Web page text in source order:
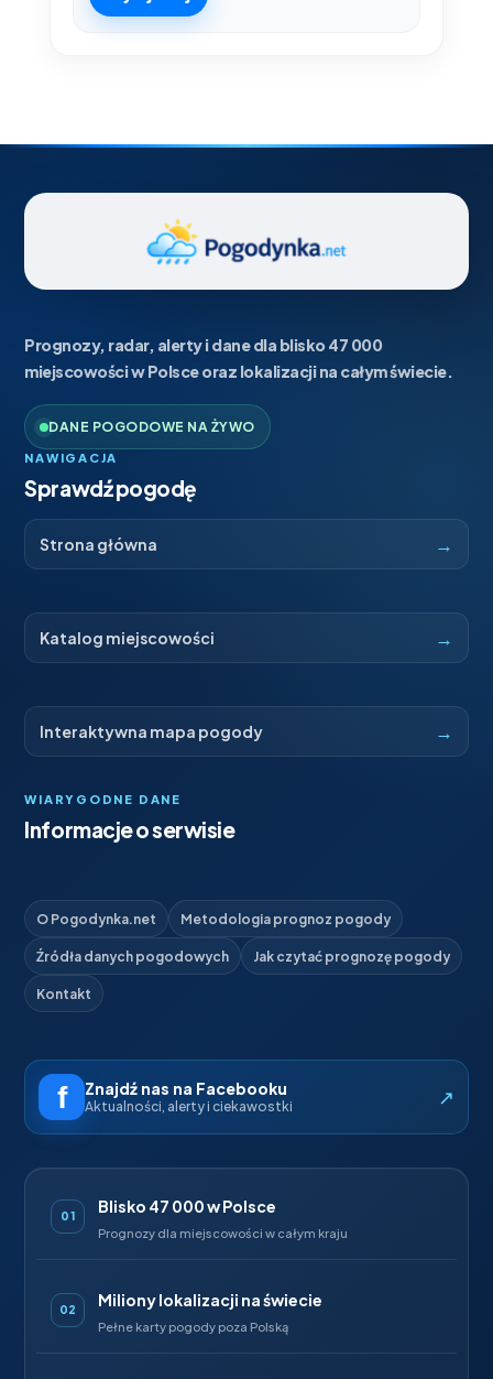
Prognozy, radar, alerty i dane dla blisko 47 000
miejscowości w Polsce oraz lokalizacji na całym świecie.
DANE POGODOWE NA ŻYWO
NAWIGACJA
Sprawdź pogodę
Strona główna →
Katalog miejscowości →
Interaktywna mapa pogody →
WIARYGODNE DANE
Informacje o serwisie
O Pogodynka.net Metodologia prognoz pogody
Źródła danych pogodowych Jak czytać prognozę pogody
Kontakt
Znajdź nas na Facebooku
Aktualności, alerty i ciekawostki ↗
01 Blisko 47 000 w Polsce
Prognozy dla miejscowości w całym kraju
02 Miliony lokalizacji na świecie
Pełne karty pogody poza Polską